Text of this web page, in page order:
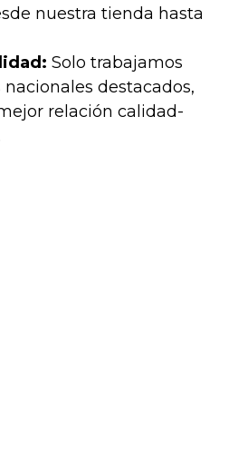
nuestra tienda hasta
Solo trabajamos
destacados,
relación calidad-